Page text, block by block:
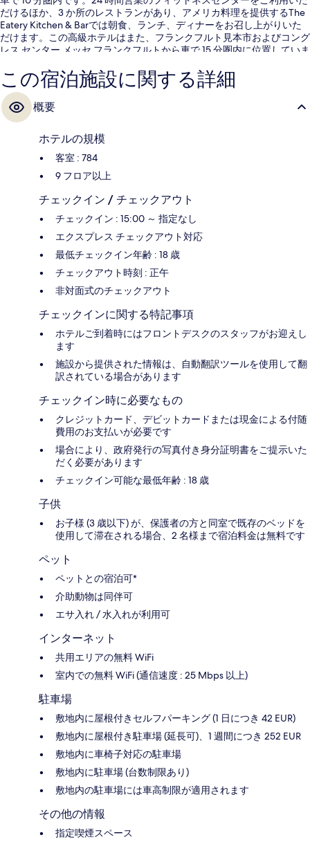
だけるほか、3 か所のレストランがあり、アメリカ料理を提供するThe
Eatery Kitchen & Barでは朝食、ランチ、ディナーをお召し上がりいた
だけます。この高級ホテルはまた、フランクフルト見本市およびコング
レス センター メッセ フランクフルトから車で 15 分圏内に位置していま
周辺ではさまざまな公共交通機関を利用できます。ターミナル1C駅まで
は 8 分、ターミナル1 - コンコースA & Z駅までは 8 分です。
この宿泊施設に関する詳細
概要
ホテルの規模
客室 : 784
9 フロア以上
チェックイン / チェックアウト
チェックイン : 15:00 ～ 指定なし
エクスプレス チェックアウト対応
最低チェックイン年齢 : 18 歳
チェックアウト時刻 : 正午
非対面式のチェックアウト
チェックインに関する特記事項
ホテルご到着時にはフロントデスクのスタッフがお迎えし
ます
施設から提供された情報は、自動翻訳ツールを使用して翻
訳されている場合があります
チェックイン時に必要なもの
クレジットカード、デビットカードまたは現金による付随
費用のお支払いが必要です
場合により、政府発行の写真付き身分証明書をご提示いた
だく必要があります
チェックイン可能な最低年齢 : 18 歳
子供
お子様 (3 歳以下) が、保護者の方と同室で既存のベッドを
使用して滞在される場合、2 名様まで宿泊料金は無料です
ペット
ペットとの宿泊可*
介助動物は同伴可
エサ入れ / 水入れが利用可
インターネット
共用エリアの無料 WiFi
室内での無料 WiFi (通信速度 : 25 Mbps 以上)
駐車場
敷地内に屋根付きセルフパーキング (1 日につき 42 EUR)
敷地内に屋根付き駐車場 (延長可)、1 週間につき 252 EUR
敷地内に車椅子対応の駐車場
敷地内に駐車場 (台数制限あり)
敷地内の駐車場には車高制限が適用されます
その他の情報
指定喫煙スペース